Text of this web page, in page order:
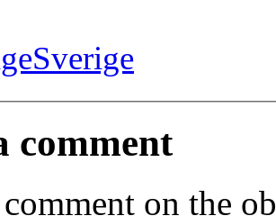
Sverige
comment
on the